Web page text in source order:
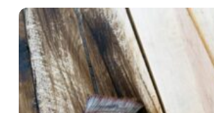
århundraden, o...